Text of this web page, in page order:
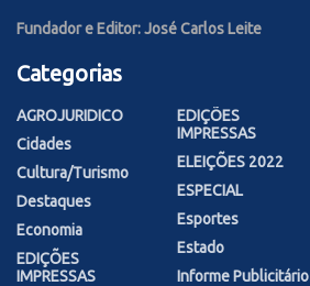
Fundador e Editor: José Carlos Leite
Categorias
AGROJURIDICO
Cidades
Cultura/Turismo
Destaques
Economia
EDIÇÕES
IMPRESSAS
EDIÇÕES
IMPRESSAS
ELEIÇÕES 2022
ESPECIAL
Esportes
Estado
Informe Publicitário